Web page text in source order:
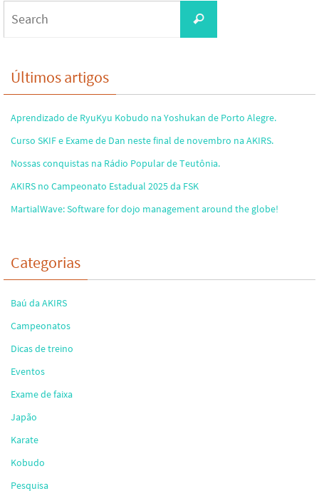
Search
Últimos artigos
Aprendizado de RyuKyu Kobudo na Yoshukan de Porto Alegre.
Curso SKIF e Exame de Dan neste final de novembro na AKIRS.
Nossas conquistas na Rádio Popular de Teutônia.
AKIRS no Campeonato Estadual 2025 da FSK
MartialWave: Software for dojo management around the globe!
Categorias
Baú da AKIRS
Campeonatos
Dicas de treino
Eventos
Exame de faixa
Japão
Karate
Kobudo
Pesquisa